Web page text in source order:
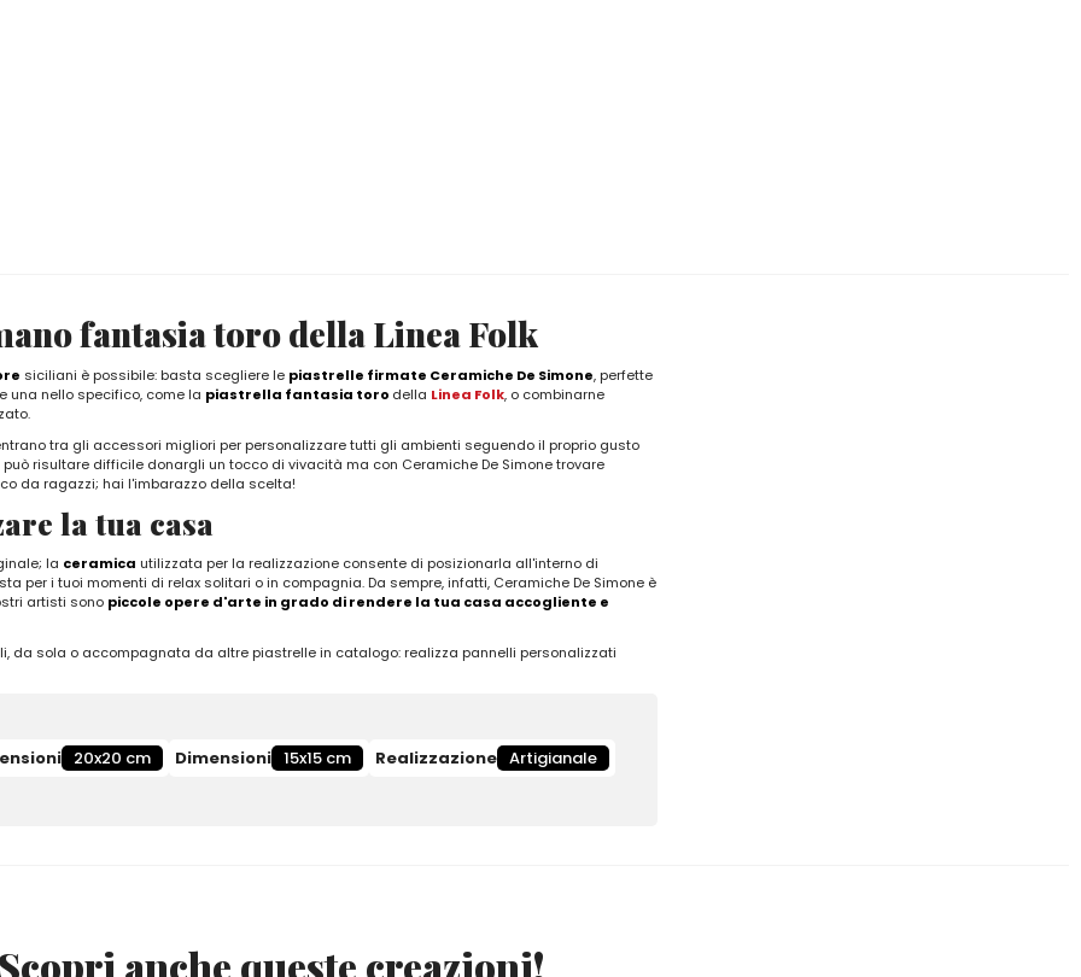
fantasia toro della Linea Folk
siciliani è possibile: basta scegliere le piastrelle firmate Ceramiche De Simone, perfette
una nello specifico, come la piastrella fantasia toro della Linea Folk, o combinarne
tra gli accessori migliori per personalizzare tutti gli ambienti seguendo il proprio gusto
risultare difficile donargli un tocco di vivacità ma con Ceramiche De Simone trovare
da ragazzi; hai l'imbarazzo della scelta!
la tua casa
la ceramica utilizzata per la realizzazione consente di posizionarla all'interno di
i tuoi momenti di relax solitari o in compagnia. Da sempre, infatti, Ceramiche De Simone è
artisti sono piccole opere d'arte in grado di rendere la tua casa accogliente e
sola o accompagnata da altre piastrelle in catalogo: realizza pannelli personalizzati
20x20 cm Dimensioni 15x15 cm Realizzazione Artigianale
Scopri anche queste creazioni!